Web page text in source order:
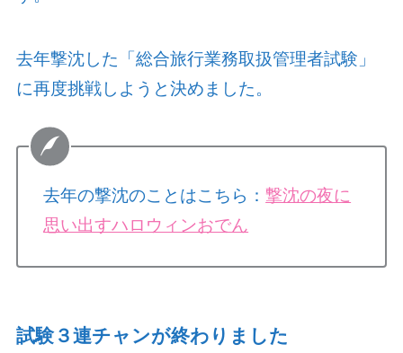
去年撃沈した「総合旅行業務取扱管理者試験」
に再度挑戦しようと決めました。
去年の撃沈のことはこちら： 撃沈の夜に
思い出すハロウィンおでん
試験３連チャンが終わりました